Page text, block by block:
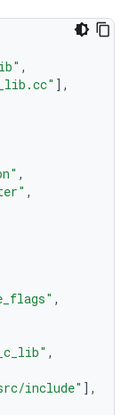
,
],
,
,
,
,
include" ],